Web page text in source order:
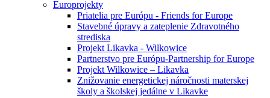
Europrojekty
Priatelia pre Európu - Friends for Europe
Stavebné úpravy a zateplenie Zdravotného
strediska
Projekt Likavka - Wilkowice
Partnerstvo pre Európu-Partnership for Europe
Projekt Wilkowice – Likavka
Znižovanie energetickej náročnosti materskej
školy a školskej jedálne v Likavke